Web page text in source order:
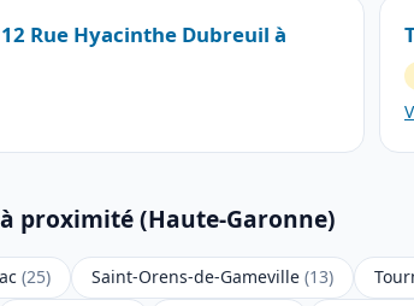
Rue Hyacinthe Dubreuil à
proximité (Haute-Garonne)
(25) Saint-Orens-de-Gameville (13)